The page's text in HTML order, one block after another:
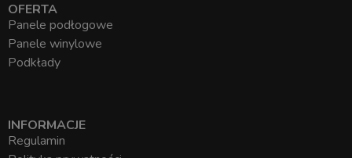
OFERTA
Panele podłogowe
Panele winylowe
Podkłady
INFORMACJE
Regulamin